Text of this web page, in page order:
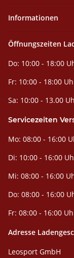
Informationen
Öffnungszeiten
Do: 10:00 - 18:00
Fr: 10:00 - 18:00
Sa: 10:00 - 13.00
Servicezeiten
Mo: 08:00 - 16:00
Di: 10:00 - 16:00
Mi: 08:00 - 16:00
Do: 08:00 - 16:00
Fr: 08:00 - 16:00
Adresse
Leosport GmbH